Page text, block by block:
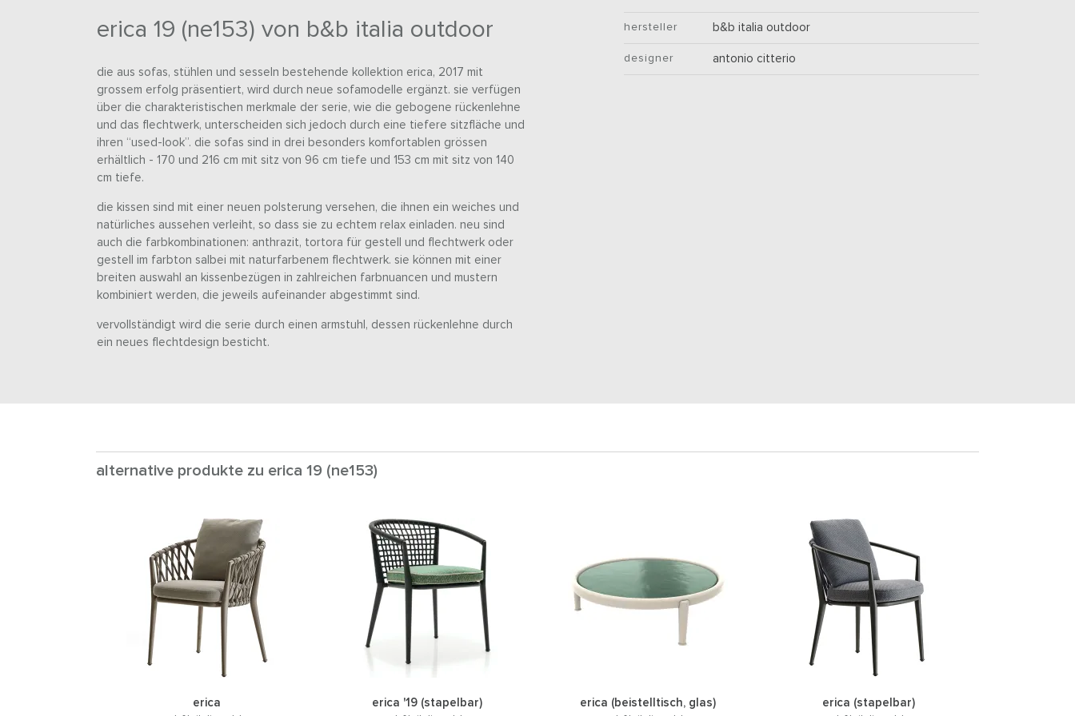
erica 19 (ne153) von b&b italia outdoor
die aus sofas, stühlen und sesseln bestehende kollektion erica, 2017 mit
grossem erfolg präsentiert, wird durch neue sofamodelle ergänzt. sie verfügen
über die charakteristischen merkmale der serie, wie die gebogene rückenlehne
und das flechtwerk, unterscheiden sich jedoch durch eine tiefere sitzfläche und
ihren “used-look”. die sofas sind in drei besonders komfortablen grössen
erhältlich - 170 und 216 cm mit sitz von 96 cm tiefe und 153 cm mit sitz von 140
cm tiefe.
die kissen sind mit einer neuen polsterung versehen, die ihnen ein weiches und
natürliches aussehen verleiht, so dass sie zu echtem relax einladen. neu sind
auch die farbkombinationen: anthrazit, tortora für gestell und flechtwerk oder
gestell im farbton salbei mit naturfarbenem flechtwerk. sie können mit einer
breiten auswahl an kissenbezügen in zahlreichen farbnuancen und mustern
kombiniert werden, die jeweils aufeinander abgestimmt sind.
vervollständigt wird die serie durch einen armstuhl, dessen rückenlehne durch
ein neues flechtdesign besticht.
hersteller b&b italia outdoor
designer antonio citterio
alternative produkte zu erica 19 (ne153)
erica erica '19 (stapelbar) erica (beistelltisch, glas) erica (stapelbar)